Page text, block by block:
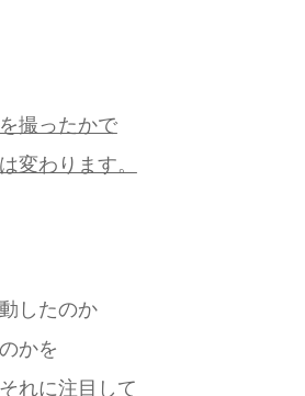
撮ったかで
変わります。
したのか
かを
れに注目して